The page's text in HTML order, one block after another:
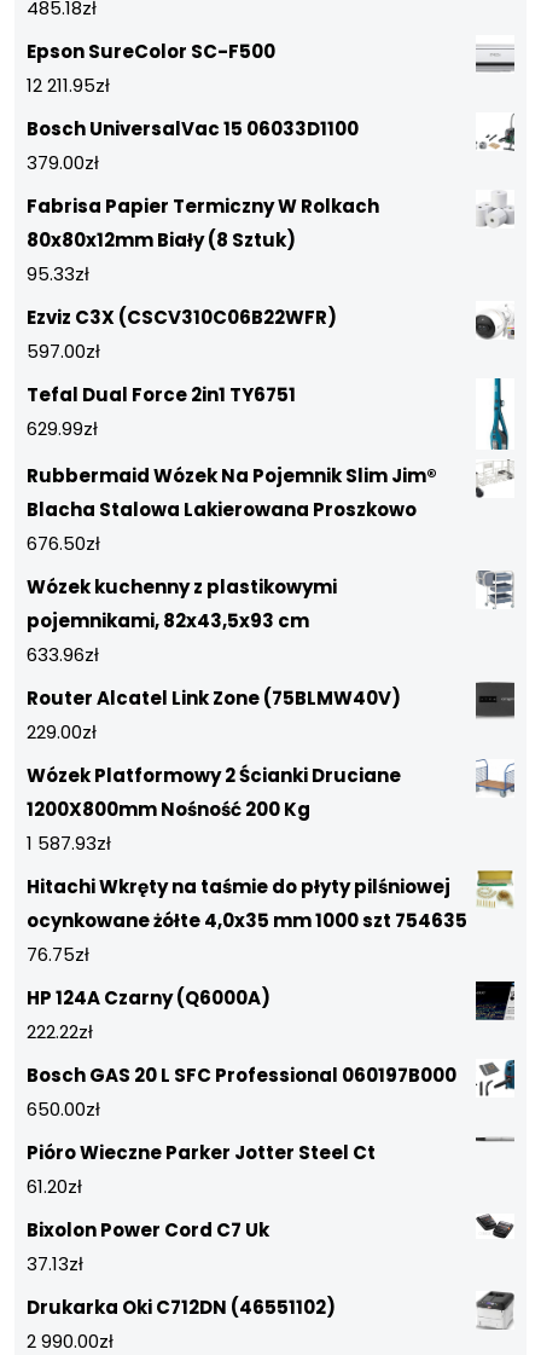
485.18zł
Epson SureColor SC-F500
12 211.95zł
Bosch UniversalVac 15 06033D1100
379.00zł
Fabrisa Papier Termiczny W Rolkach
80x80x12mm Biały (8 Sztuk)
95.33zł
Ezviz C3X (CSCV310C06B22WFR)
597.00zł
Tefal Dual Force 2in1 TY6751
629.99zł
Rubbermaid Wózek Na Pojemnik Slim Jim®
Blacha Stalowa Lakierowana Proszkowo
676.50zł
Wózek kuchenny z plastikowymi
pojemnikami, 82x43,5x93 cm
633.96zł
Router Alcatel Link Zone (75BLMW40V)
229.00zł
Wózek Platformowy 2 Ścianki Druciane
1200X800mm Nośność 200 Kg
1 587.93zł
Hitachi Wkręty na taśmie do płyty pilśniowej
ocynkowane żółte 4,0x35 mm 1000 szt 754635
76.75zł
HP 124A Czarny (Q6000A)
222.22zł
Bosch GAS 20 L SFC Professional 060197B000
650.00zł
Pióro Wieczne Parker Jotter Steel Ct
61.20zł
Bixolon Power Cord C7 Uk
37.13zł
Drukarka Oki C712DN (46551102)
2 990.00zł